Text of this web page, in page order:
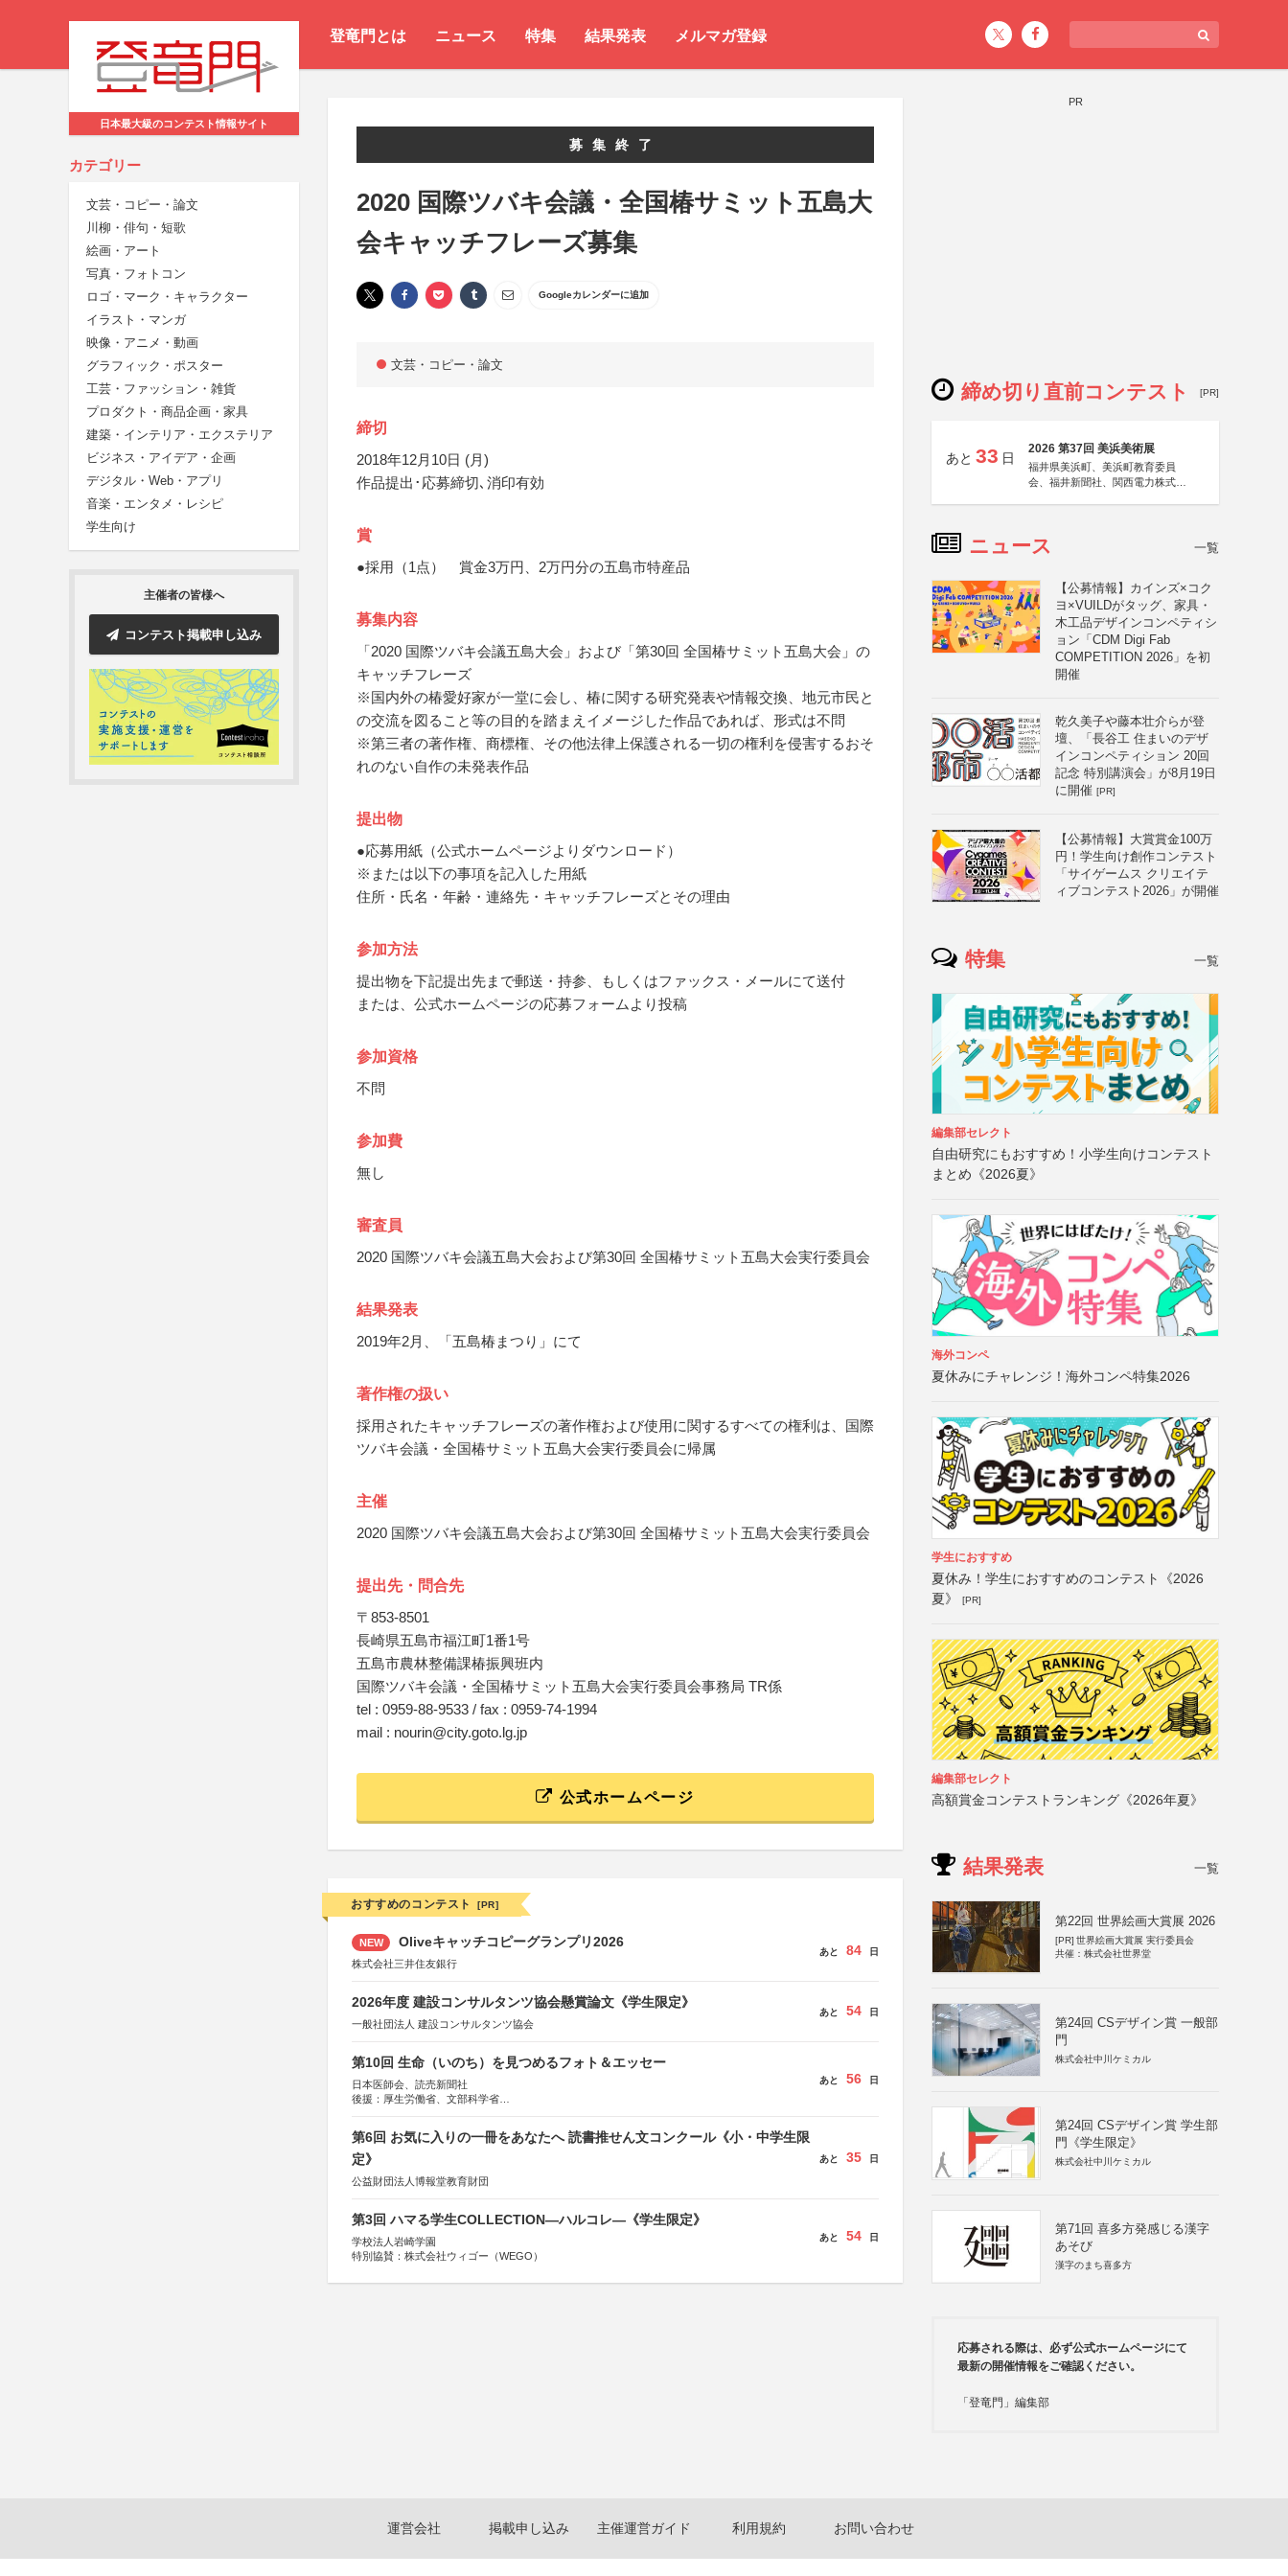
登竜門とは ニュース 特集 結果発表 メルマガ登録
日本最大級のコンテスト情報サイト
カテゴリー
文芸・コピー・論文
川柳・俳句・短歌
絵画・アート
写真・フォトコン
ロゴ・マーク・キャラクター
イラスト・マンガ
映像・アニメ・動画
グラフィック・ポスター
工芸・ファッション・雑貨
プロダクト・商品企画・家具
建築・インテリア・エクステリア
ビジネス・アイデア・企画
デジタル・Web・アプリ
音楽・エンタメ・レシピ
学生向け
主催者の皆様へ
コンテスト掲載申し込み
募集終了
2020 国際ツバキ会議・全国椿サミット五島大
会キャッチフレーズ募集
Googleカレンダーに追加
文芸・コピー・論文
締切
2018年12月10日 (月)
作品提出･応募締切､消印有効
賞
●採用（1点） 賞金3万円、2万円分の五島市特産品
募集内容
「2020 国際ツバキ会議五島大会」および「第30回 全国椿サミット五島大会」の
キャッチフレーズ
※国内外の椿愛好家が一堂に会し、椿に関する研究発表や情報交換、地元市民と
の交流を図ること等の目的を踏まえイメージした作品であれば、形式は不問
※第三者の著作権、商標権、その他法律上保護される一切の権利を侵害するおそ
れのない自作の未発表作品
提出物
●応募用紙（公式ホームページよりダウンロード）
※または以下の事項を記入した用紙
住所・氏名・年齢・連絡先・キャッチフレーズとその理由
参加方法
提出物を下記提出先まで郵送・持参、もしくはファックス・メールにて送付
または、公式ホームページの応募フォームより投稿
参加資格
不問
参加費
無し
審査員
2020 国際ツバキ会議五島大会および第30回 全国椿サミット五島大会実行委員会
結果発表
2019年2月、「五島椿まつり」にて
著作権の扱い
採用されたキャッチフレーズの著作権および使用に関するすべての権利は、国際
ツバキ会議・全国椿サミット五島大会実行委員会に帰属
主催
2020 国際ツバキ会議五島大会および第30回 全国椿サミット五島大会実行委員会
提出先・問合先
〒853-8501
長崎県五島市福江町1番1号
五島市農林整備課椿振興班内
国際ツバキ会議・全国椿サミット五島大会実行委員会事務局 TR係
tel : 0959-88-9533 / fax : 0959-74-1994
mail : nourin@city.goto.lg.jp
公式ホームページ
おすすめのコンテスト [PR]
NEW Oliveキャッチコピーグランプリ2026
株式会社三井住友銀行
あと 84 日
2026年度 建設コンサルタンツ協会懸賞論文《学生限定》
一般社団法人 建設コンサルタンツ協会
あと 54 日
第10回 生命（いのち）を見つめるフォト＆エッセー
日本医師会、読売新聞社
後援：厚生労働省、文部科学省
あと 56 日
第6回 お気に入りの一冊をあなたへ 読書推せん文コンクール《小・中学生限
定》
公益財団法人博報堂教育財団
あと 35 日
第3回 ハマる学生COLLECTION―ハルコレ―《学生限定》
学校法人岩崎学園
特別協賛：株式会社ウィゴー（WEGO）
あと 54 日
PR
締め切り直前コンテスト [PR]
あと 33 日
2026 第37回 美浜美術展
福井県美浜町、美浜町教育委員
会、福井新聞社、関西電力株式会
ニュース 一覧
【公募情報】カインズ×コク
ヨ×VUILDがタッグ、家具・
木工品デザインコンペティシ
ョン「CDM Digi Fab
COMPETITION 2026」を初
開催
乾久美子や藤本壮介らが登
壇、「長谷工 住まいのデザ
インコンペティション 20回
記念 特別講演会」が8月19日
に開催 [PR]
【公募情報】大賞賞金100万
円！学生向け創作コンテスト
「サイゲームス クリエイテ
ィブコンテスト2026」が開催
特集 一覧
編集部セレクト
自由研究にもおすすめ！小学生向けコンテスト
まとめ《2026夏》
海外コンペ
夏休みにチャレンジ！海外コンペ特集2026
学生におすすめ
夏休み！学生におすすめのコンテスト《2026
夏》
[PR]
編集部セレクト
高額賞金コンテストランキング《2026年夏》
結果発表 一覧
第22回 世界絵画大賞展 2026
[PR] 世界絵画大賞展 実行委員会
共催：株式会社世界堂
第24回 CSデザイン賞 一般部
門
株式会社中川ケミカル
第24回 CSデザイン賞 学生部
門《学生限定》
株式会社中川ケミカル
第71回 喜多方発感じる漢字
あそび
漢字のまち喜多方
応募される際は、必ず公式ホームページにて
最新の開催情報をご確認ください。
「登竜門」編集部
運営会社 掲載申し込み 主催運営ガイド 利用規約 お問い合わせ